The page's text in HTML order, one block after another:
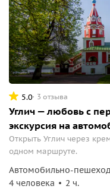
5.0 3 отзыва
Углич — любовь с
экскурсия на
Открыть Углич через
одном маршруте.
Автомобильно-
4 человека
2 ч.